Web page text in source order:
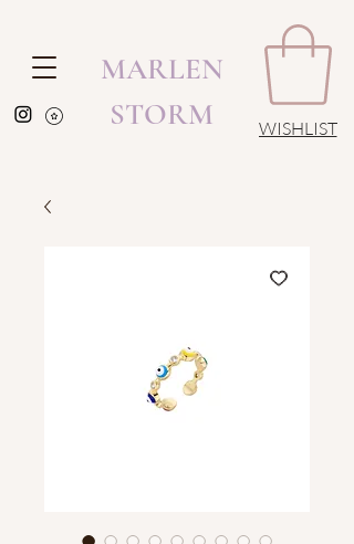
MARLEN
STORM
WISHLIST